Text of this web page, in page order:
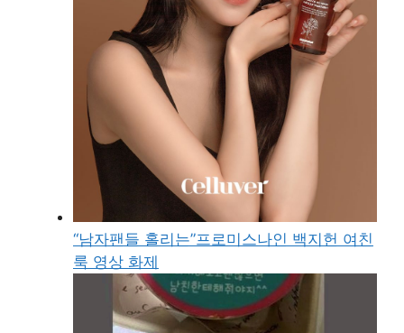
“남자팬들 홀리는”프로미스나인 백지헌 여친
룩 영상 화제